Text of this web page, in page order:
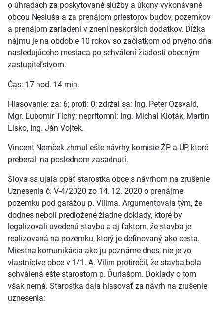
o úhradách za poskytované služby a úkony vykonávané
obcou Nesluša a za prenájom priestorov budov, pozemkov
a prenájom zariadení v znení neskorších dodatkov. Dĺžka
nájmu je na obdobie 10 rokov so začiatkom od prvého dňa
nasledujúceho mesiaca po schválení žiadosti obecným
zastupiteľstvom.
Čas: 17 hod. 14 min.
Hlasovanie: za: 6; proti: 0; zdržal sa: Ing. Peter Ozsvald,
Mgr. Ľubomír Tichý; neprítomní: Ing. Michal Kloták, Martin
Lisko, Ing. Ján Vojtek.
Vincent Nemček zhrnul ešte návrhy komisie ŽP a ÚP, ktoré
preberali na poslednom zasadnutí.
Slova sa ujala opäť starostka obce s návrhom na zrušenie
Uznesenia č. V-4/2020 zo 14. 12. 2020 o prenájme
pozemku pod garážou p. Vilima. Argumentovala tým, že
dodnes neboli predložené žiadne doklady, ktoré by
legalizovali uvedenú stavbu a aj faktom, že stavba je
realizovaná na pozemku, ktorý je definovaný ako cesta.
Miestna komunikácia ako ju poznáme dnes, nie je vo
vlastníctve obce v 1/1. A. Vilim protirečil, že stavba bola
schválená ešte starostom p. Ďuriašom. Doklady o tom
však nemá. Starostka dala hlasovať za návrh na zrušenie
uznesenia: